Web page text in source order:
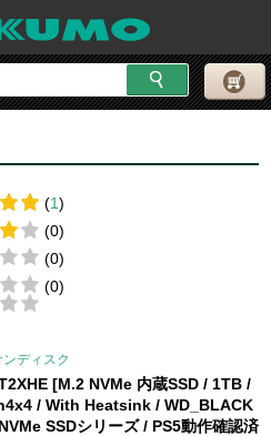
(1)
(0)
(0)
(0)
ディスク
[M.2 NVMe 内蔵SSD / 1TB /
/ With Heatsink / WD_BLACK
SSDシリーズ / PS5動作確認済